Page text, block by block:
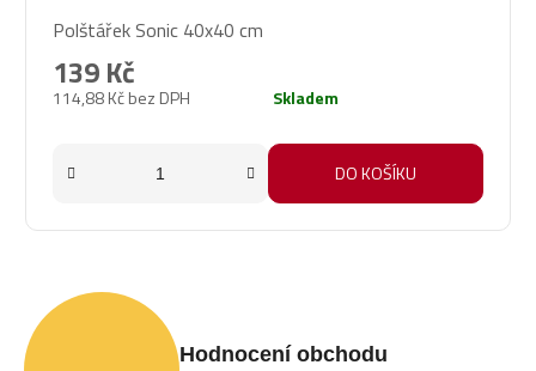
hodnocení
produktu
je
Polštářek Sonic 40x40 cm
114,88 Kč bez DPH
139 Kč
Skladem
DO KOŠÍKU
Hodnocení obchodu